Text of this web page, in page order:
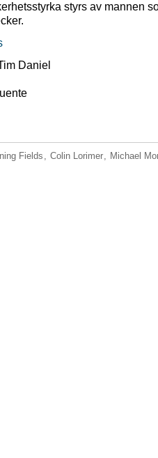
styrs av mannen
Daniel
Fields , Colin Lorimer, Michael